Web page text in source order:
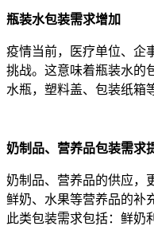
瓶装水包装需求增加
疫情当前，医疗单位、企
挑战。这意味着瓶装水的
水瓶，塑料盖、包装纸箱
奶制品、营养品包装需求
奶制品、营养品的供应，
鲜奶、水果等营养品的补
此类包装需求包括：鲜奶